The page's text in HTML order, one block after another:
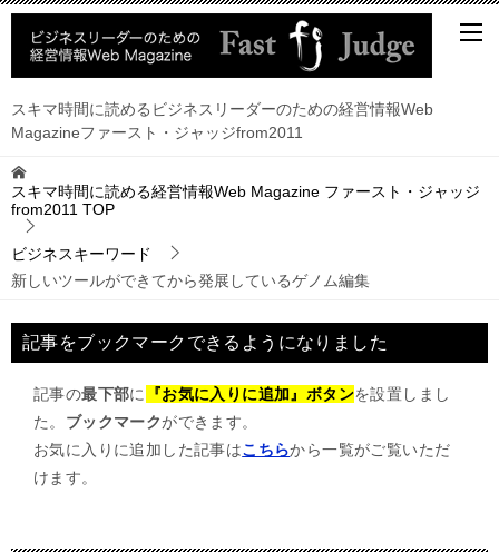
スキマ時間に読めるビジネスリーダーのための経営情報Web
Magazineファースト・ジャッジfrom2011
スキマ時間に読める経営情報Web Magazine ファースト・ジャッジ
from2011 TOP
ビジネスキーワード
新しいツールができてから発展しているゲノム編集
記事をブックマークできるようになりました
記事の最下部に 『お気に入りに追加』ボタンを設置しまし
た。 ブックマークができます。
お気に入りに追加した記事はこちらから一覧がご覧いただ
けます。